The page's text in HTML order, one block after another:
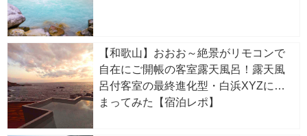
【和歌山】おおお～絶景がリモコンで
自在にご開帳の客室露天風呂！露天風
呂付客室の最終進化型・白浜XYZに泊
まってみた【宿泊レポ】